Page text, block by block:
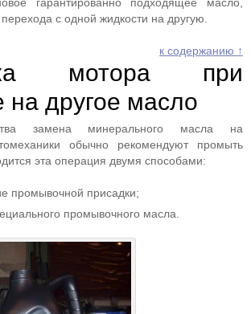
с одной жидкости на другую.
к содержанию ↑
мотора при
на другое масло
замена минерального масла на
обычно рекомендуют промыть
эта операция двумя способами:
промывочной присадки;
промывочного масла.